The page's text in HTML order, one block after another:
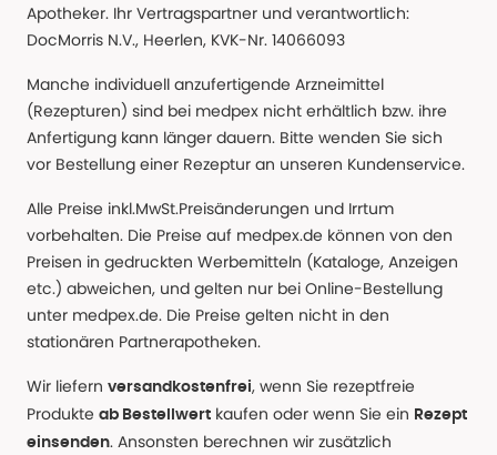
Apotheker. Ihr Vertragspartner und verantwortlich:
DocMorris N.V., Heerlen, KVK-Nr. 14066093
Manche individuell anzufertigende Arzneimittel
(Rezepturen) sind bei medpex nicht erhältlich bzw. ihre
Anfertigung kann länger dauern. Bitte wenden Sie sich
vor Bestellung einer Rezeptur an unseren Kundenservice.
Alle Preise inkl.MwSt.Preisänderungen und Irrtum
vorbehalten. Die Preise auf medpex.de können von den
Preisen in gedruckten Werbemitteln (Kataloge, Anzeigen
etc.) abweichen, und gelten nur bei Online-Bestellung
unter medpex.de. Die Preise gelten nicht in den
stationären Partnerapotheken.
Wir liefern versandkostenfrei, wenn Sie rezeptfreie
Produkte ab Bestellwert kaufen oder wenn Sie ein Rezept
einsenden. Ansonsten berechnen wir zusätzlich